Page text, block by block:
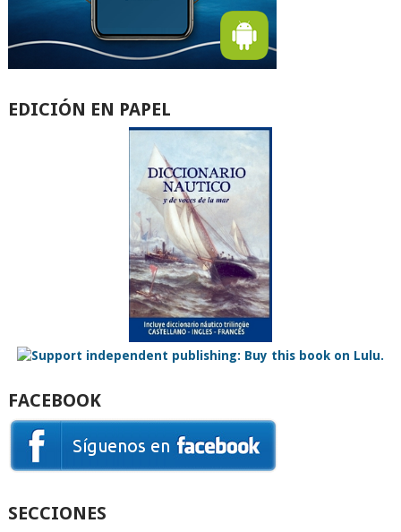
EDICIÓN EN PAPEL
FACEBOOK
SECCIONES